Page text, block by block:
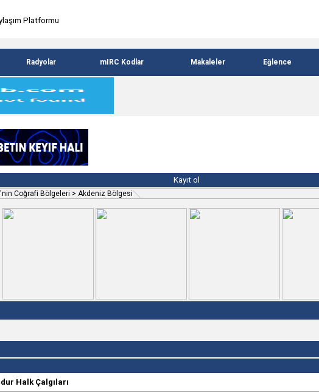
Radyolar mIRC Kodlar Makaleler Eğlence
Kayıt ol
Coğrafi Bölgeleri >Akdeniz Bölgesi
Halk Çalgıları